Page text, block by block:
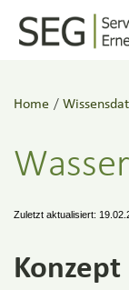
Home /
Zuletzt aktualisiert:
Konzept